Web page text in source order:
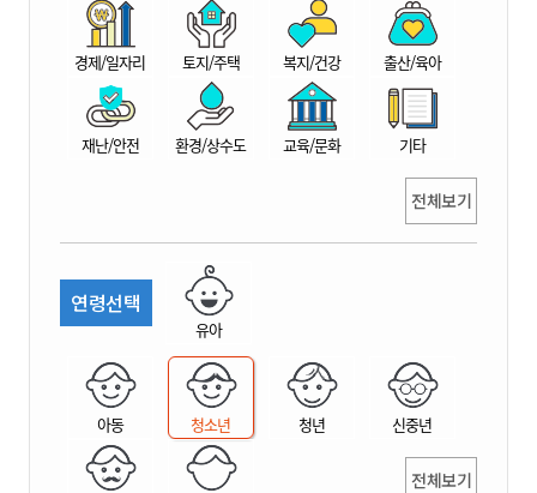
산
경제/일자리 토지/주택 복지/건강 출산/육아
재난/안전 환경/상수도 교육/문화 기타
전체보기
연령선택
유아
아동 청소년 청년 신중년
전체보기